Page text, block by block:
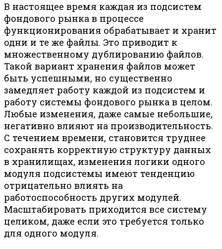
В настоящее время каждая из подсистем
фондового рынка в процессе
функционирования обрабатывает и хранит
одни и те же файлы. Это приводит к
множественному дублированию файлов.
Такой вариант хранения файлов может
быть успешными, но существенно
замедляет работу каждой из подсистем и
работу системы фондового рынка в целом.
Любые изменения, даже самые небольшие,
негативно влияют на производительность.
С течением времени, становится труднее
сохранять корректную структуру данных
в хранилищах, изменения логики одного
модуля подсистемы имеют тенденцию
отрицательно влиять на
работоспособность других модулей.
Масштабировать приходится все систему
целиком, даже если это требуется только
для одного модуля.